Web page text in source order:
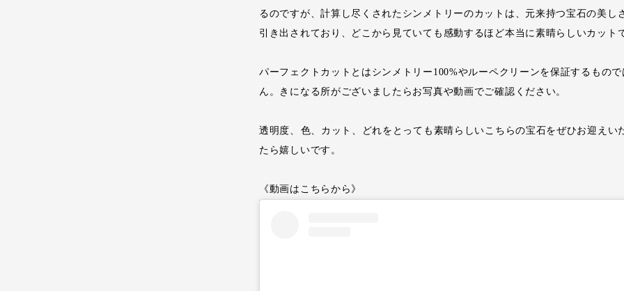
るのですが、計算し尽くされたシンメトリーのカットは、元来持つ宝石の美し
引き出されており、どこから見ていても感動するほど本当に素晴らしいカット
パーフェクトカットとはシンメトリー100%やルーペクリーンを保証するもの
ん。きになる所がございましたらお写真や動画でご確認ください。
透明度、色、カット、どれをとっても素晴らしいこちらの宝石をぜひお迎えい
たら嬉しいです。
《動画はこちらから》